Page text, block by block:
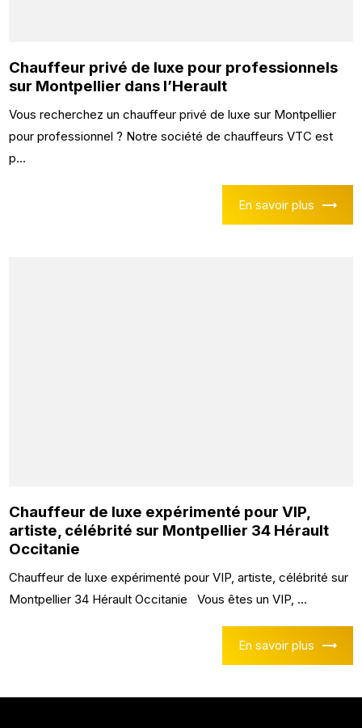
Chauffeur privé de luxe pour professionnels
sur Montpellier dans l’Herault
Vous recherchez un chauffeur privé de luxe sur Montpellier
pour professionnel ? Notre société de chauffeurs VTC est
p...
En savoir plus
Chauffeur de luxe expérimenté pour VIP,
artiste, célébrité sur Montpellier 34 Hérault
Occitanie
Chauffeur de luxe expérimenté pour VIP, artiste, célébrité sur
Montpellier 34 Hérault Occitanie Vous êtes un VIP, ...
En savoir plus